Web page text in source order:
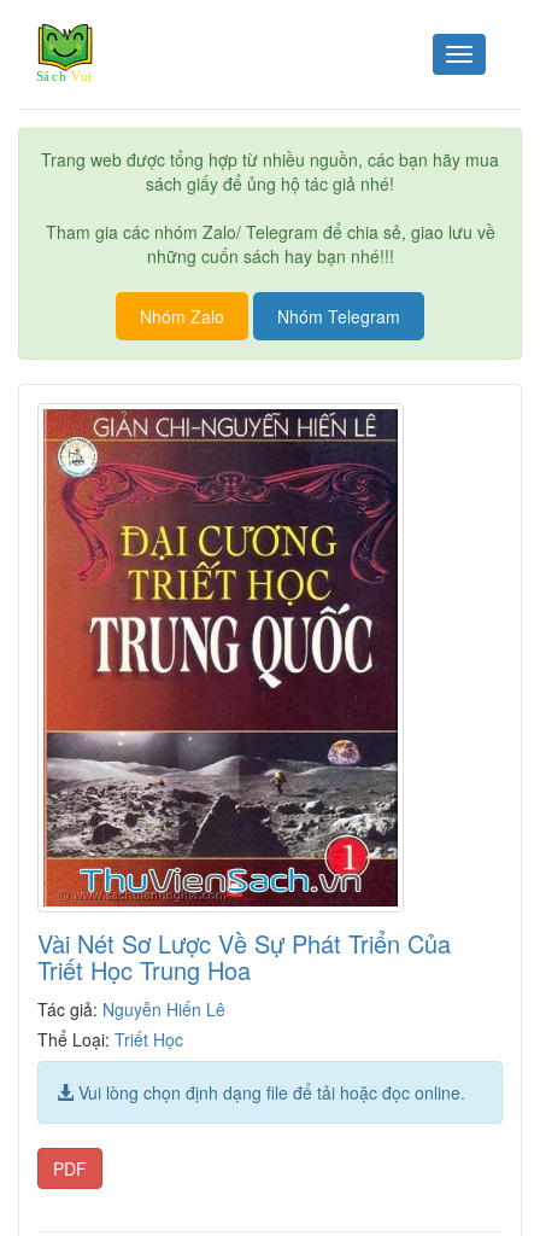
Toggle
navigation
Trang web được tổng hợp từ nhiều nguồn, các bạn hãy mua
sách giấy để ủng hộ tác giả nhé!
Tham gia các nhóm Zalo/ Telegram để chia sẻ, giao lưu về
những cuốn sách hay bạn nhé!!!
Nhóm Zalo Nhóm Telegram
Vài Nét Sơ Lược Về Sự Phát Triển Của
Triết Học Trung Hoa
Tác giả: Nguyễn Hiến Lê
Thể Loại: Triết Học
Vui lòng chọn định dạng file để tải hoặc đọc online.
PDF